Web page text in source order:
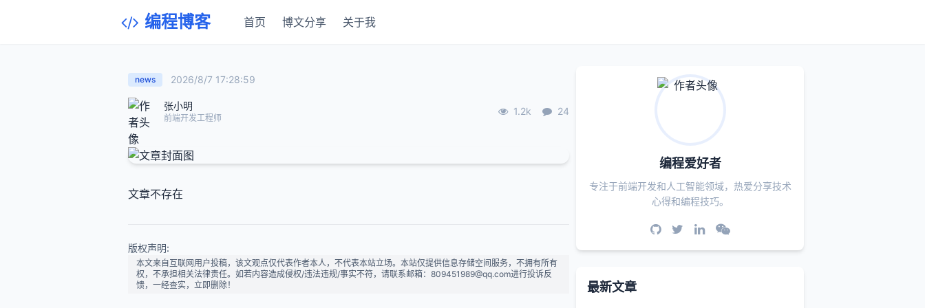
编程博客 首页 博文分享 关于我
news 2026/8/7 17:28:59
张小明
前端开发工程师
1.2k 24
文章不存在
版权声明:
本文来自互联网用户投稿，该文观点仅代表作者本人，不代表本站立场。本站仅提供信息存储空间服务，不拥有所有
权，不承担相关法律责任。如若内容造成侵权/违法违规/事实不符，请联系邮箱：809451989@qq.com进行投诉反
馈，一经查实，立即删除！
编程爱好者
专注于前端开发和人工智能领域，热爱分享技术
心得和编程技巧。
最新文章